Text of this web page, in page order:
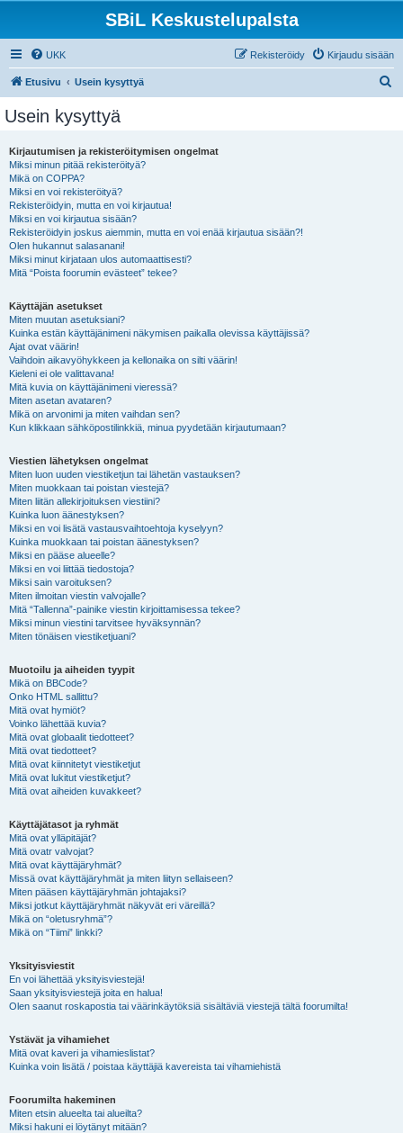
SBiL Keskustelupalsta
UKK Kirjaudu sisään
Rekisteröidy
Etusivu Usein kysyttyä
Usein kysyttyä
Kirjautumisen ja rekisteröitymisen ongelmat
Miksi minun pitää rekisteröityä?
Mikä on COPPA?
Miksi en voi rekisteröityä?
Rekisteröidyin, mutta en voi kirjautua!
Miksi en voi kirjautua sisään?
Rekisteröidyin joskus aiemmin, mutta en voi enää kirjautua sisään?!
Olen hukannut salasanani!
Miksi minut kirjataan ulos automaattisesti?
Mitä “Poista foorumin evästeet” tekee?
Käyttäjän asetukset
Miten muutan asetuksiani?
Kuinka estän käyttäjänimeni näkymisen paikalla olevissa käyttäjissä?
Ajat ovat väärin!
Vaihdoin aikavyöhykkeen ja kellonaika on silti väärin!
Kieleni ei ole valittavana!
Mitä kuvia on käyttäjänimeni vieressä?
Miten asetan avataren?
Mikä on arvonimi ja miten vaihdan sen?
Kun klikkaan sähköpostilinkkiä, minua pyydetään kirjautumaan?
Viestien lähetyksen ongelmat
Miten luon uuden viestiketjun tai lähetän vastauksen?
Miten muokkaan tai poistan viestejä?
Miten liitän allekirjoituksen viestiini?
Kuinka luon äänestyksen?
Miksi en voi lisätä vastausvaihtoehtoja kyselyyn?
Kuinka muokkaan tai poistan äänestyksen?
Miksi en pääse alueelle?
Miksi en voi liittää tiedostoja?
Miksi sain varoituksen?
Miten ilmoitan viestin valvojalle?
Mitä “Tallenna”-painike viestin kirjoittamisessa tekee?
Miksi minun viestini tarvitsee hyväksynnän?
Miten tönäisen viestiketjuani?
Muotoilu ja aiheiden tyypit
Mikä on BBCode?
Onko HTML sallittu?
Mitä ovat hymiöt?
Voinko lähettää kuvia?
Mitä ovat globaalit tiedotteet?
Mitä ovat tiedotteet?
Mitä ovat kiinnitetyt viestiketjut
Mitä ovat lukitut viestiketjut?
Mitä ovat aiheiden kuvakkeet?
Käyttäjätasot ja ryhmät
Mitä ovat ylläpitäjät?
Mitä ovatr valvojat?
Mitä ovat käyttäjäryhmät?
Missä ovat käyttäjäryhmät ja miten liityn sellaiseen?
Miten pääsen käyttäjäryhmän johtajaksi?
Miksi jotkut käyttäjäryhmät näkyvät eri väreillä?
Mikä on “oletusryhmä”?
Mikä on “Tiimi” linkki?
Yksityisviestit
En voi lähettää yksityisviestejä!
Saan yksityisviestejä joita en halua!
Olen saanut roskapostia tai väärinkäytöksiä sisältäviä viestejä tältä foorumilta!
Ystävät ja vihamiehet
Mitä ovat kaveri ja vihamieslistat?
Kuinka voin lisätä / poistaa käyttäjiä kavereista tai vihamiehistä
Foorumilta hakeminen
Miten etsin alueelta tai alueilta?
Miksi hakuni ei löytänyt mitään?